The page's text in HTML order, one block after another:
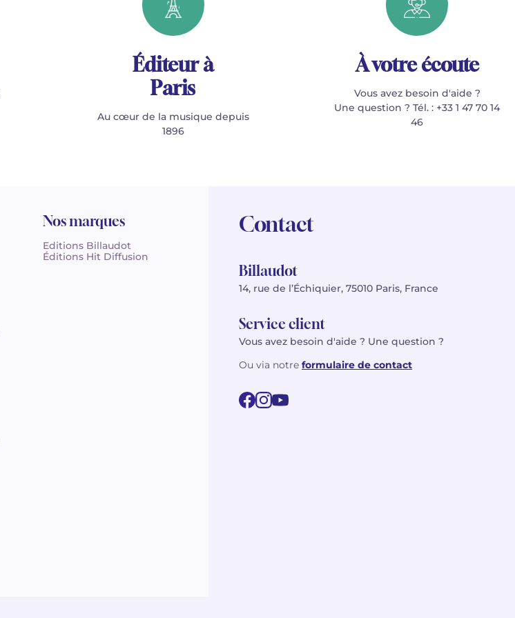
Éditeur à
Paris
Au cœur de la musique depuis
1896
À votre écoute
Vous avez besoin d'aide ?
Une question ? Tél. : +33 1 47 70 14
46
Nos marques
Editions Billaudot
Éditions Hit Diffusion
Contact
Billaudot
14, rue de l’Échiquier, 75010 Paris, France
Service client
Vous avez besoin d'aide ? Une question ?
Ou via notre formulaire de contact